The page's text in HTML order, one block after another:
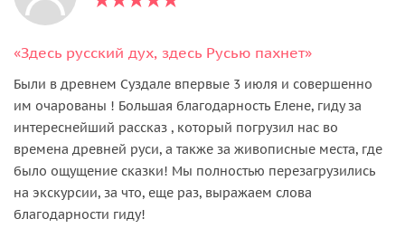
«Здесь русский дух, здесь Русью пахнет»
Были в древнем Суздале впервые 3 июля и совершенно
им очарованы ! Большая благодарность Елене, гиду за
интереснейший рассказ , который погрузил нас во
времена древней руси, а также за живописные места, где
было ощущение сказки! Мы полностью перезагрузились
на экскурсии, за что, еще раз, выражаем слова
благодарности гиду!